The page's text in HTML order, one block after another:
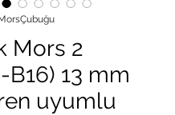
Mors 2
B16) 13 mm
uyumlu